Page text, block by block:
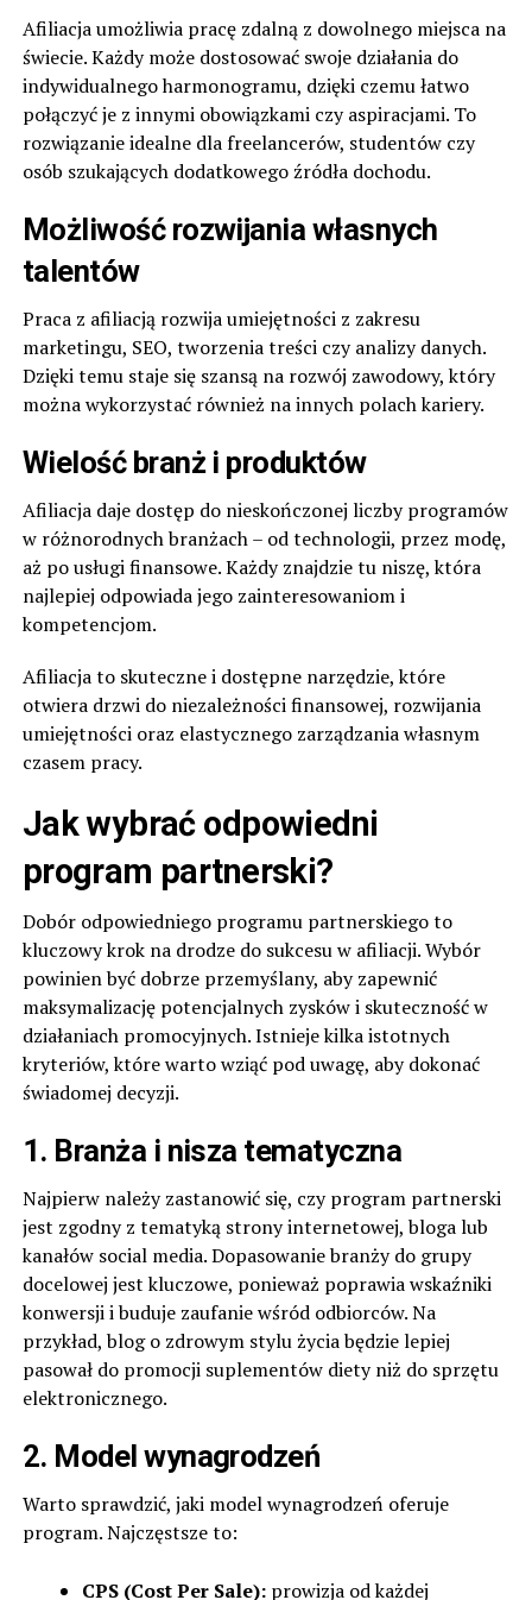
Afiliacja umożliwia pracę zdalną z dowolnego miejsca na
świecie. Każdy może dostosować swoje działania do
indywidualnego harmonogramu, dzięki czemu łatwo
połączyć je z innymi obowiązkami czy aspiracjami. To
rozwiązanie idealne dla freelancerów, studentów czy
osób szukających dodatkowego źródła dochodu.
Możliwość rozwijania własnych
talentów
Praca z afiliacją rozwija umiejętności z zakresu
marketingu, SEO, tworzenia treści czy analizy danych.
Dzięki temu staje się szansą na rozwój zawodowy, który
można wykorzystać również na innych polach kariery.
Wielość branż i produktów
Afiliacja daje dostęp do nieskończonej liczby programów
w różnorodnych branżach – od technologii, przez modę,
aż po usługi finansowe. Każdy znajdzie tu niszę, która
najlepiej odpowiada jego zainteresowaniom i
kompetencjom.
Afiliacja to skuteczne i dostępne narzędzie, które
otwiera drzwi do niezależności finansowej, rozwijania
umiejętności oraz elastycznego zarządzania własnym
czasem pracy.
Jak wybrać odpowiedni
program partnerski?
Dobór odpowiedniego programu partnerskiego to
kluczowy krok na drodze do sukcesu w afiliacji. Wybór
powinien być dobrze przemyślany, aby zapewnić
maksymalizację potencjalnych zysków i skuteczność w
działaniach promocyjnych. Istnieje kilka istotnych
kryteriów, które warto wziąć pod uwagę, aby dokonać
świadomej decyzji.
1. Branża i nisza tematyczna
Najpierw należy zastanowić się, czy program partnerski
jest zgodny z tematyką strony internetowej, bloga lub
kanałów social media. Dopasowanie branży do grupy
docelowej jest kluczowe, ponieważ poprawia wskaźniki
konwersji i buduje zaufanie wśród odbiorców. Na
przykład, blog o zdrowym stylu życia będzie lepiej
pasował do promocji suplementów diety niż do sprzętu
elektronicznego.
2. Model wynagrodzeń
Warto sprawdzić, jaki model wynagrodzeń oferuje
program. Najczęstsze to:
CPS (Cost Per Sale):prowizja od każdej